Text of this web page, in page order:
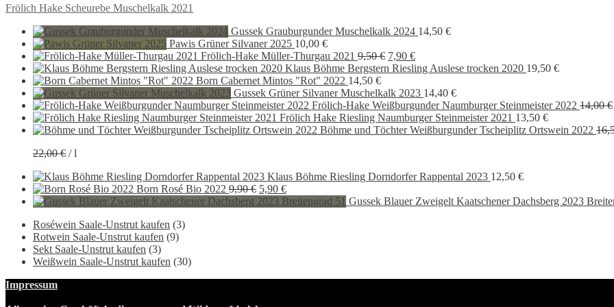
Beitragsnavigation
Vorheriger
Frölich Hake Scheurebe Muschelkalk 2021
Gussek Grauburgunder Muschelkalk 2024 14,50 €
Pawis Grüner Silvaner 2025 10,00 €
Frölich-Hake Müller-Thurgau 2021 9,50€ Ursprünglicher
Preis
9,50 €
7,90 €Aktueller
Preis
7,90 €.
Klaus Böhme Bergstern Riesling Auslese trocken 2020 19,50 €
Born Cabernet Mintos "Rot" 2022 14,50 €
Gussek Grüner Silvaner Muschelkalk 2023 14,40 €
Frölich-Hake Weißburgunder Naumburger Steinmeister 2022 14,00€
Frölich Hake Riesling Naumburger Steinmeister 2021 13,50 €
Böhme und Töchter Weißburgunder Tscheiplitz Ortswein 2022
22,00€ /l
Klaus Böhme Riesling Dorndorfer Rappental 2023 12,50 €
Born Rosé Bio 2022 9,90€ Ursprünglicher
Preis
5,90 €Aktueller
Preis
Gussek Blauer Zweigelt Kaatschener Dachsberg 2023
Roséwein Saale-Unstrut kaufen (3)
Rotwein Saale-Unstrut kaufen (9)
Sekt Saale-Unstrut kaufen (3)
Weißwein Saale-Unstrut kaufen (30)
Impressum